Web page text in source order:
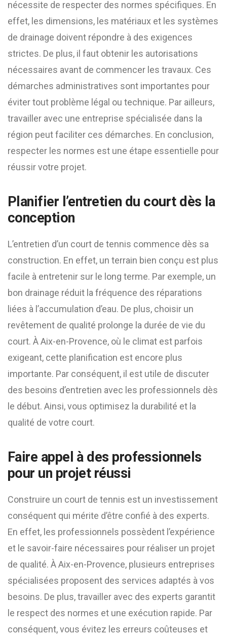
nécessite de respecter des normes spécifiques. En
effet, les dimensions, les matériaux et les systèmes
de drainage doivent répondre à des exigences
strictes. De plus, il faut obtenir les autorisations
nécessaires avant de commencer les travaux. Ces
démarches administratives sont importantes pour
éviter tout problème légal ou technique. Par ailleurs,
travailler avec une entreprise spécialisée dans la
région peut faciliter ces démarches. En conclusion,
respecter les normes est une étape essentielle pour
réussir votre projet.
Planifier l’entretien du court dès la
conception
L’entretien d’un court de tennis commence dès sa
construction. En effet, un terrain bien conçu est plus
facile à entretenir sur le long terme. Par exemple, un
bon drainage réduit la fréquence des réparations
liées à l’accumulation d’eau. De plus, choisir un
revêtement de qualité prolonge la durée de vie du
court. À Aix-en-Provence, où le climat est parfois
exigeant, cette planification est encore plus
importante. Par conséquent, il est utile de discuter
des besoins d’entretien avec les professionnels dès
le début. Ainsi, vous optimisez la durabilité et la
qualité de votre court.
Faire appel à des professionnels
pour un projet réussi
Construire un court de tennis est un investissement
conséquent qui mérite d’être confié à des experts.
En effet, les professionnels possèdent l’expérience
et le savoir-faire nécessaires pour réaliser un projet
de qualité. À Aix-en-Provence, plusieurs entreprises
spécialisées proposent des services adaptés à vos
besoins. De plus, travailler avec des experts garantit
le respect des normes et une exécution rapide. Par
conséquent, vous évitez les erreurs coûteuses et